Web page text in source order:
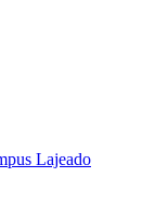
Lajeado